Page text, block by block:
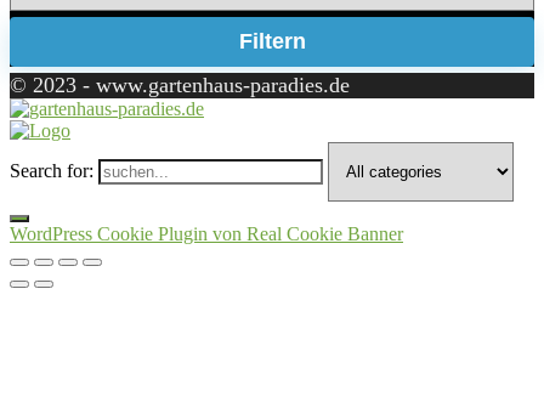
Filtern
© 2023 - www.gartenhaus-paradies.de
Search for:
WordPress Cookie Plugin von Real Cookie Banner